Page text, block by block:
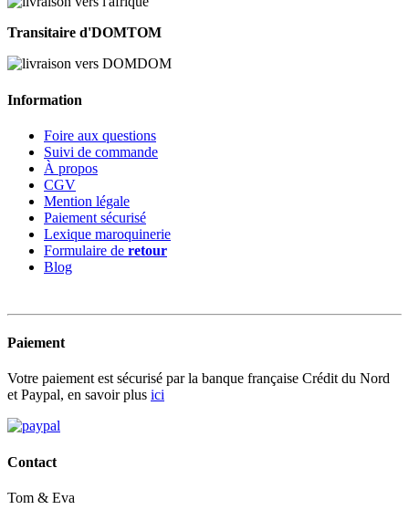
Transitaire d'DOMTOM
Information
Foire aux questions
Suivi de commande
À propos
CGV
Mention légale
Paiement sécurisé
Lexique maroquinerie
Formulaire de retour
Blog
Paiement
Votre paiement est sécurisé par la banque française Crédit du Nord
et Paypal, en savoir plus ici
Contact
Tom & Eva